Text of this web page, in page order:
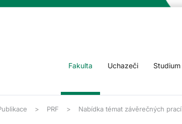
Fakulta Uchazeči Studium
PRF Nabídka témat závěrečných prací